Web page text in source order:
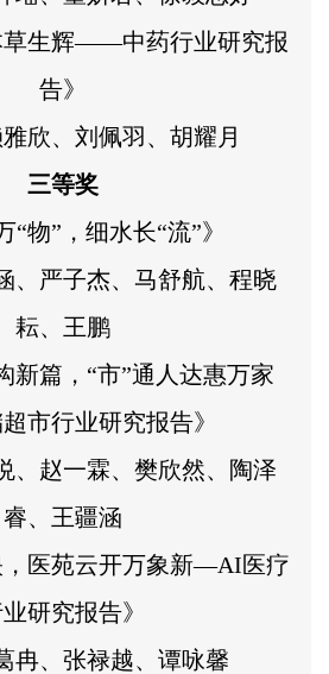
草生辉——中药行业研究报
告》
欣、刘佩羽、胡耀月
三等奖
“物”，细水长“流”》
、严子杰、马舒航、程晓
耘、王鹏
新篇，“市”通人达惠万家
市行业研究报告》
、赵一霖、樊欣然、陶泽
睿、王疆涵
，医苑云开万象新—AI医疗
研究报告》
冉、张禄越、谭咏馨